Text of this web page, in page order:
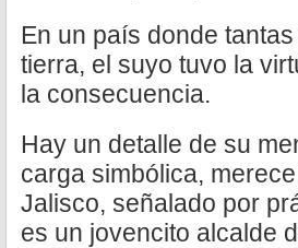
En un país donde
tierra, el suyo tuvo la
la consecuencia.
Hay un detalle de su
carga simbólica,
Jalisco, señalado por
es un jovencito alcalde